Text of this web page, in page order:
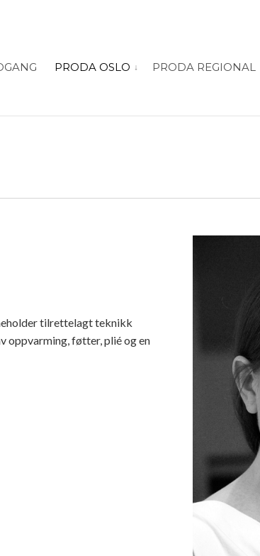
PRODA” PRODA OSLO vis submeny for “PRODA Oslo”
PRODA REGIONAL
tilrettelagt teknikk
oppvarming, føtter, plié og en